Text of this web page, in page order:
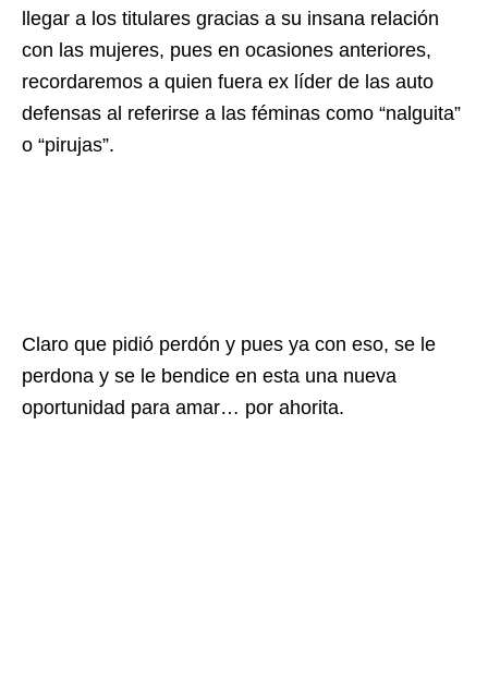
llegar a los titulares gracias a su insana relación
con las mujeres, pues en ocasiones anteriores,
recordaremos a quien fuera ex líder de las auto
defensas al referirse a las féminas como “nalguita”
o “pirujas”.
Claro que pidió perdón y pues ya con eso, se le
perdona y se le bendice en esta una nueva
oportunidad para amar… por ahorita.